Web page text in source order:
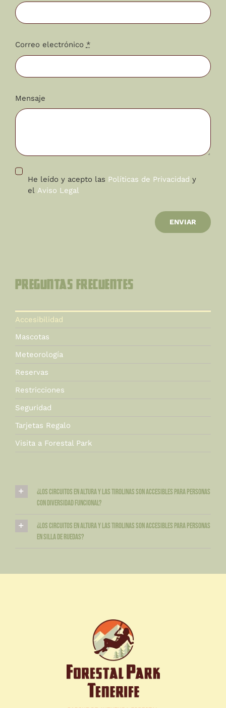
Correo electrónico *
Mensaje
He leído y acepto las Políticas de Privacidad y
el Aviso Legal
ENVIAR
Preguntas Frecuentes
Accesibilidad
Mascotas
Meteorología
Reservas
Restricciones
Seguridad
Tarjetas Regalo
Visita a Forestal Park
¿Los circuitos en altura y las tirolinas son accesibles para personas
con diversidad funcional?
¿Los circuitos en altura y las tirolinas son accesibles para personas
en silla de ruedas?